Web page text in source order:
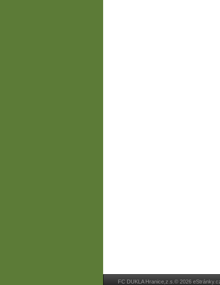
FC DUKLA Hranice,z.s.© 2026